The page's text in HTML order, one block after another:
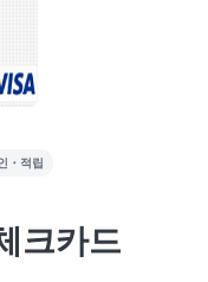
・적립
크카드